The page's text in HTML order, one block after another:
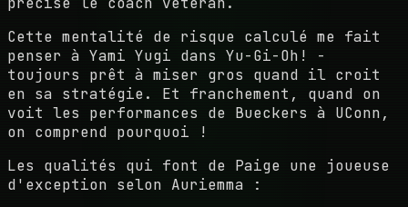
Cette mentalité de risque calculé me fait
penser à Yami Yugi dans Yu-Gi-Oh! -
toujours prêt à miser gros quand il croit
en sa stratégie. Et franchement, quand on
voit les performances de Bueckers à UConn,
on comprend pourquoi !
Les qualités qui font de Paige une joueuse
d'exception selon Auriemma :